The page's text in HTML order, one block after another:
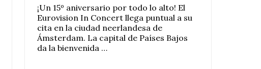
¡Un 15º aniversario por todo lo alto! El
Eurovision In Concert llega puntual a su
cita en la ciudad neerlandesa de
Ámsterdam. La capital de Países Bajos
da la bienvenida …